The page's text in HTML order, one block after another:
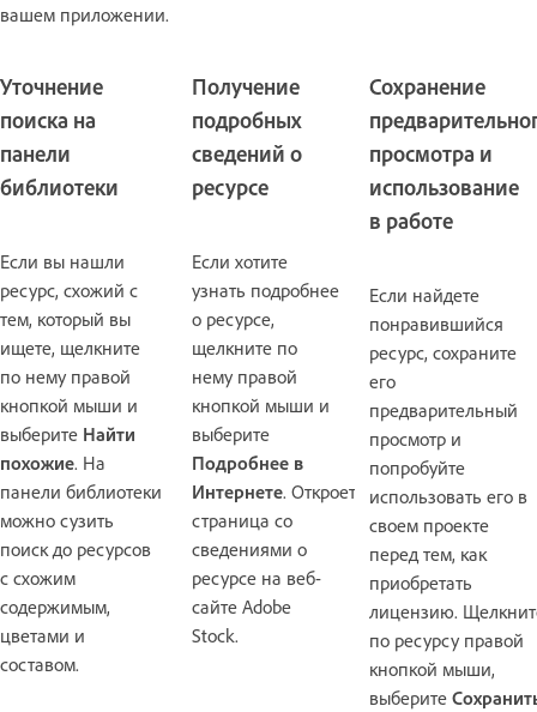
вашем приложении.
Уточнение
поиска на
панели
библиотеки
Если вы нашли
ресурс, схожий с
тем, который вы
ищете, щелкните
по нему правой
кнопкой мыши и
выберите Найти
похожие. На
панели библиотеки
можно сузить
поиск до ресурсов
с схожим
содержимым,
цветами и
составом.
Получение
подробных
сведений о
ресурсе
Если хотите
узнать подробнее
о ресурсе,
щелкните по
нему правой
кнопкой мыши и
выберите
Подробнее в
Интернете. Откроется
страница со
сведениями о
ресурсе на веб-
сайте Adobe
Stock.
Сохранение
просмотра и
использование
в работе
Если найдете
понравившийся
ресурс, сохраните
его
предварительный
просмотр и
попробуйте
использовать его в
своем проекте
перед тем, как
приобретать
лицензию.
по ресурсу правой
кнопкой мыши,
выберите